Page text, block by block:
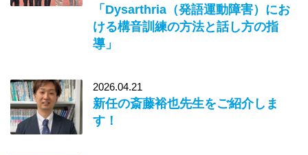
「Dysarthria（発語運動障害）にお
ける構音訓練の方法と話し方の指
導」
2026.04.21
新任の斎藤裕也先生をご紹介しま
す！